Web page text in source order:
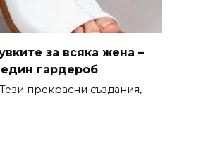
за всяка жена –
гардероб
прекрасни създания,